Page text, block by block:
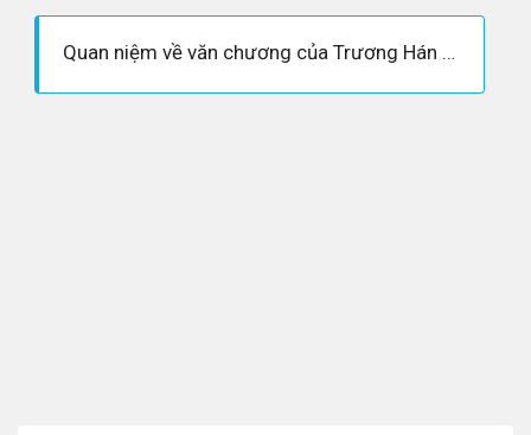
Quan niệm về văn chương của Trương Hán Siêu